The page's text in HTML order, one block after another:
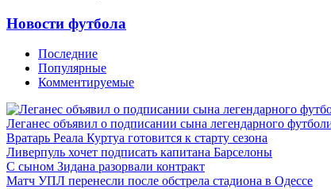
Новости футбола
Последние
Популярные
Комментируемые
Леганес объявил о подписании сына легендарного
Вратарь Реала Куртуа готовится к старту сезона
Ливерпуль хочет подписать капитана Барселоны
С сыном Зидана разорвали контракт
Матч УПЛ перенесли после обстрела стадиона в Одессе